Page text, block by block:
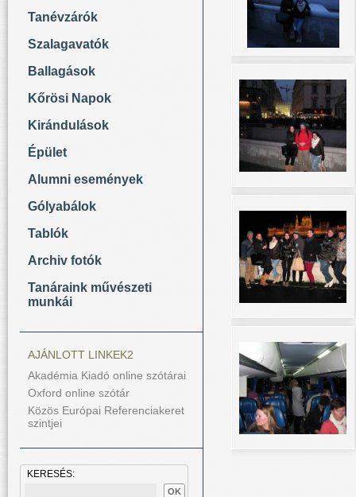
Tanévzárók
Szalagavatók
Ballagások
Kőrösi Napok
Kirándulások
Épület
Alumni események
Gólyabálok
Tablók
Archiv fotók
Tanáraink művészeti
munkái
AJÁNLOTT LINKEK2
Akadémia Kiadó online szótárai
Oxford online szótár
Közös Európai Referenciakeret
szintjei
KERESÉS:
OK